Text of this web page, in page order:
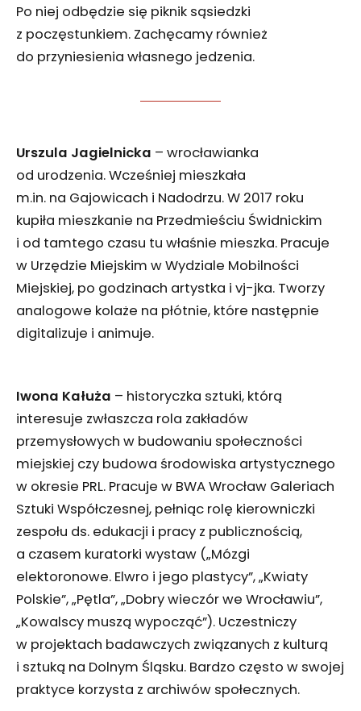
Po niej odbędzie się piknik sąsiedzki
z poczęstunkiem. Zachęcamy również
do przyniesienia własnego jedzenia.
Urszula Jagielnicka – wrocławianka
od urodzenia. Wcześniej mieszkała
m.in. na Gajowicach i Nadodrzu. W 2017 roku
kupiła mieszkanie na Przedmieściu Świdnickim
i od tamtego czasu tu właśnie mieszka. Pracuje
w Urzędzie Miejskim w Wydziale Mobilności
Miejskiej, po godzinach artystka i vj-jka. Tworzy
analogowe kolaże na płótnie, które następnie
digitalizuje i animuje.
Iwona Kałuża – historyczka sztuki, którą
interesuje zwłaszcza rola zakładów
przemysłowych w budowaniu społeczności
miejskiej czy budowa środowiska artystycznego
w okresie PRL. Pracuje w BWA Wrocław Galeriach
Sztuki Współczesnej, pełniąc rolę kierowniczki
zespołu ds. edukacji i pracy z publicznością,
a czasem kuratorki wystaw („Mózgi
elektoronowe. Elwro i jego plastycy”, „Kwiaty
Polskie”, „Pętla”, „Dobry wieczór we Wrocławiu”,
„Kowalscy muszą wypocząć”). Uczestniczy
w projektach badawczych związanych z kulturą
i sztuką na Dolnym Śląsku. Bardzo często w swojej
praktyce korzysta z archiwów społecznych.